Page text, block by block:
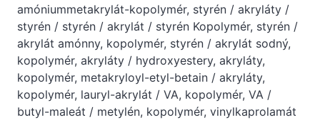
amóniummetakrylát-kopolymér, styrén / akryláty /
styrén / styrén / akrylát / styrén Kopolymér, styrén /
akrylát amónny, kopolymér, styrén / akrylát sodný,
kopolymér, akryláty / hydroxyestery, akryláty,
kopolymér, metakryloyl-etyl-betain / akryláty,
kopolymér, lauryl-akrylát / VA, kopolymér, VA /
butyl-maleát / metylén, kopolymér, vinylkaprolamát